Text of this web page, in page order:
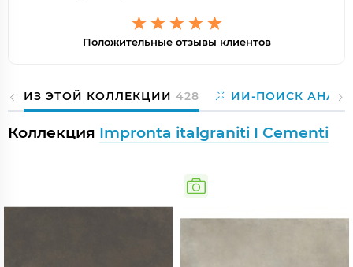
Положительные отзывы клиентов
ИЗ ЭТОЙ КОЛЛЕКЦИИ 428 ИИ-ПОИСК
Коллекция Impronta italgraniti I Cementi